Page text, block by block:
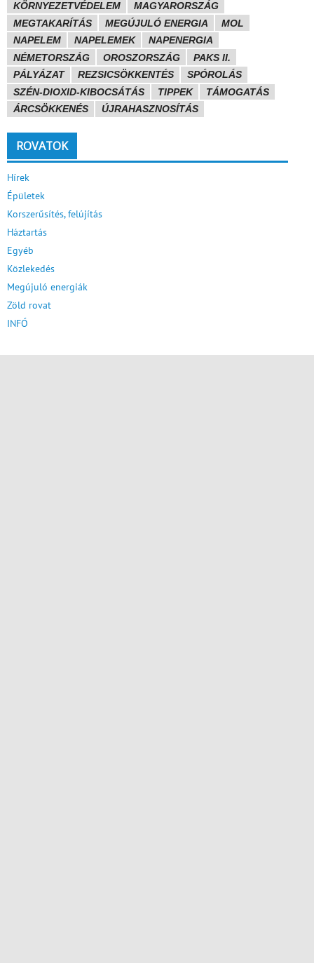
KÖRNYEZETVÉDELEM
MAGYARORSZÁG
MEGTAKARÍTÁS
MEGÚJULÓ ENERGIA
MOL
NAPELEM
NAPELEMEK
NAPENERGIA
NÉMETORSZÁG
OROSZORSZÁG
PAKS II.
PÁLYÁZAT
REZSICSÖKKENTÉS
SPÓROLÁS
SZÉN-DIOXID-KIBOCSÁTÁS
TIPPEK
TÁMOGATÁS
ÁRCSÖKKENÉS
ÚJRAHASZNOSÍTÁS
ROVATOK
Hírek
Épületek
Korszerűsítés, felújítás
Háztartás
Egyéb
Közlekedés
Megújuló energiák
Zöld rovat
INFÓ